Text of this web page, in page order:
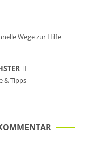
Wege zur Hilfe
& Tipps